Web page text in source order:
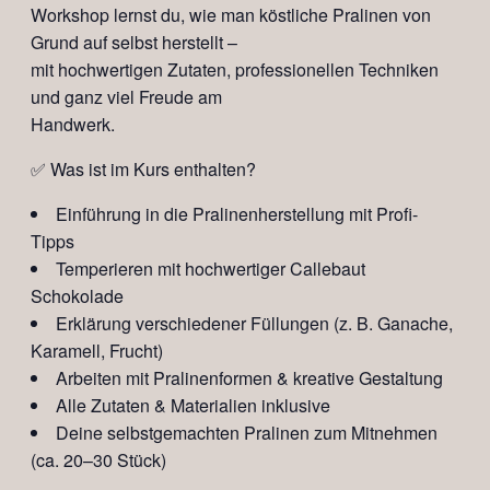
Workshop lernst du, wie man köstliche Pralinen von
Grund auf selbst herstellt –
mit hochwertigen Zutaten, professionellen Techniken
und ganz viel Freude am
Handwerk.
✅ Was ist im Kurs enthalten?
Einführung in die Pralinenherstellung mit Profi-
Tipps
Temperieren mit hochwertiger Callebaut
Schokolade
Erklärung verschiedener Füllungen (z. B. Ganache,
Karamell, Frucht)
Arbeiten mit Pralinenformen & kreative Gestaltung
Alle Zutaten & Materialien inklusive
Deine selbstgemachten Pralinen zum Mitnehmen
(ca. 20–30 Stück)